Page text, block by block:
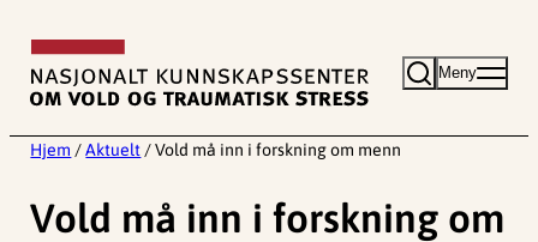
innhold
Meny
Hjem / Aktuelt / Vold må inn i forskning om menn
Vold må inn i forskning om